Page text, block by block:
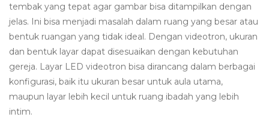
tembak yang tepat agar gambar bisa ditampilkan dengan
jelas. Ini bisa menjadi masalah dalam ruang yang besar atau
bentuk ruangan yang tidak ideal. Dengan videotron, ukuran
dan bentuk layar dapat disesuaikan dengan kebutuhan
gereja. Layar LED videotron bisa dirancang dalam berbagai
konfigurasi, baik itu ukuran besar untuk aula utama,
maupun layar lebih kecil untuk ruang ibadah yang lebih
intim.